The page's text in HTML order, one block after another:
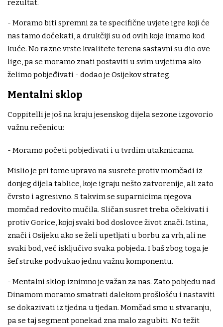
rezultat.
- Moramo biti spremni za te specifične uvjete igre koji će
nas tamo dočekati, a drukčiji su od ovih koje imamo kod
kuće. No razne vrste kvalitete terena sastavni su dio ove
lige, pa se moramo znati postaviti u svim uvjetima ako
želimo pobjeđivati - dodao je Osijekov strateg.
Mentalni sklop
Coppitelli je još na kraju jesenskog dijela sezone izgovorio
važnu rečenicu:
- Moramo početi pobjeđivati i u tvrdim utakmicama.
Mislio je pri tome upravo na susrete protiv momčadi iz
donjeg dijela tablice, koje igraju nešto zatvorenije, ali zato
čvrsto i agresivno. S takvim se suparnicima njegova
momčad redovito mučila. Sličan susret treba očekivati i
protiv Gorice, kojoj svaki bod doslovce život znači. Istina,
znači i Osijeku ako se želi upetljati u borbu za vrh, ali ne
svaki bod, već isključivo svaka pobjeda. I baš zbog toga je
šef struke podvukao jednu važnu komponentu.
- Mentalni sklop iznimno je važan za nas. Zato pobjedu nad
Dinamom moramo smatrati dalekom prošlošću i nastaviti
se dokazivati iz tjedna u tjedan. Momčad smo u stvaranju,
pa se taj segment ponekad zna malo zagubiti. No težit